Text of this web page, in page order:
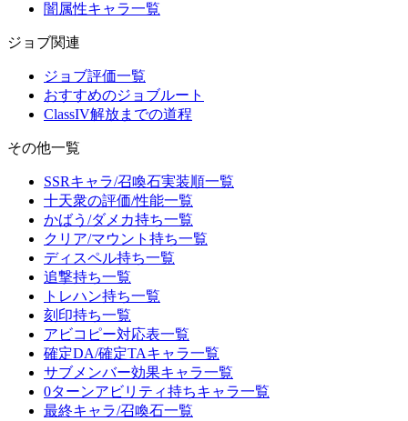
闇属性キャラ一覧
ジョブ関連
ジョブ評価一覧
おすすめのジョブルート
ClassIV解放までの道程
その他一覧
SSRキャラ/召喚石実装順一覧
十天衆の評価/性能一覧
かばう/ダメカ持ち一覧
クリア/マウント持ち一覧
ディスペル持ち一覧
追撃持ち一覧
トレハン持ち一覧
刻印持ち一覧
アビコピー対応表一覧
確定DA/確定TAキャラ一覧
サブメンバー効果キャラ一覧
0ターンアビリティ持ちキャラ一覧
最終キャラ/召喚石一覧